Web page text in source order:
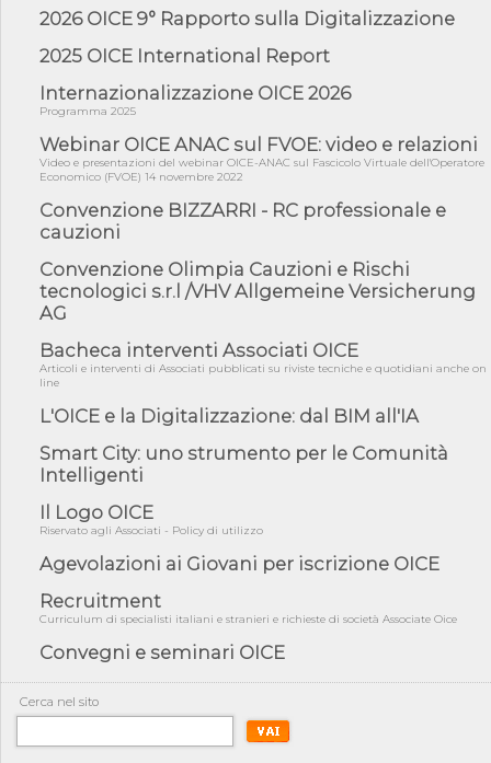
06/08/26 - Istat, produzione industriale in calo dell'1% a giugno,
con ...
06/08/26 - DL PA approvato in Cdm: contributi per
riqualificazione sism...
06/08/26 - CdM: approvato il d.lgs. di adeguamento all’AI Act in
mate...
06/08/26 - DDL delegazione europea in Cdm per recepimento
norme UE in m...
05/08/26 - DL Infrastrutture e PNRR è legge: approvata oggi la
fiducia...
05/08/26 - Focus OICE sul DDL di riforma della responsabilità
05/08/26 - Anac: pubblicata la Relazione illustrativa al Bando tipo
2 s...
05/08/26 - SAVE THE DATE: Assemblea Pubblica Confindustria
Professioni ...
05/08/26 - Successo OICE per il bando della Città metropolitana
di Reg...
05/08/26 - Lettera OICE per il bando della Giunta Regionale della
Campa...
04/08/26 - DL PA: previste cancellazioni da elenchi professionisti
per ...
04/08/26 - International Sustainable Buildings Competition -
COP31, An...
04/08/26 - CdS, project financing: progetto di fattibilità da
impugnar...
04/08/26 - Rapporto Anac corruzione 2020-2026: procedimenti
penali per ...
04/08/26 - CdS: partecipazione alla gara non equivale ad
2026 OICE 9° Rapporto sulla Digitalizzazione
2025 OICE International Report
Internazionalizzazione OICE 2026
Programma 2025
Webinar OICE ANAC sul FVOE: video e relazioni
Video e presentazioni del webinar OICE-ANAC sul Fascicolo Virtuale dell'Operatore
Economico (FVOE) 14 novembre 2022
Convenzione BIZZARRI - RC professionale e
cauzioni
Convenzione Olimpia Cauzioni e Rischi
tecnologici s.r.l /VHV Allgemeine Versicherung
AG
Bacheca interventi Associati OICE
Articoli e interventi di Associati pubblicati su riviste tecniche e quotidiani anche on
line
L'OICE e la Digitalizzazione: dal BIM all'IA
Smart City: uno strumento per le Comunità
Intelligenti
Il Logo OICE
Riservato agli Associati - Policy di utilizzo
Agevolazioni ai Giovani per iscrizione OICE
Recruitment
Curriculum di specialisti italiani e stranieri e richieste di società Associate Oice
Convegni e seminari OICE
Cerca nel sito